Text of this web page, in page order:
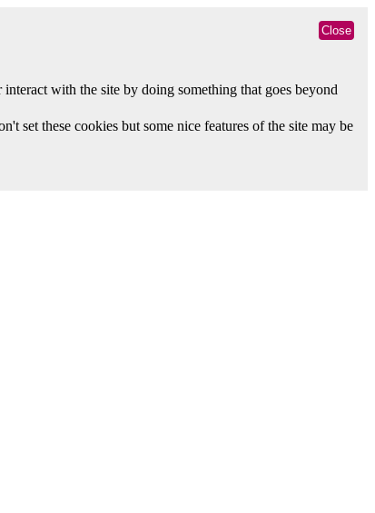
Close
with the site by doing something that goes beyond
set these cookies but some nice features of the site may be